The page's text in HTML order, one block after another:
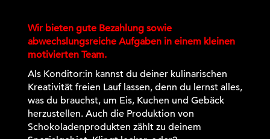
Wir bieten gute Bezahlung sowie
abwechslungsreiche Aufgaben in einem kleinen
motivierten Team.
Als Konditor:in kannst du deiner kulinarischen
Kreativität freien Lauf lassen, denn du lernst alles,
was du brauchst, um Eis, Kuchen und Gebäck
herzustellen. Auch die Produktion von
Schokoladenprodukten zählt zu deinem